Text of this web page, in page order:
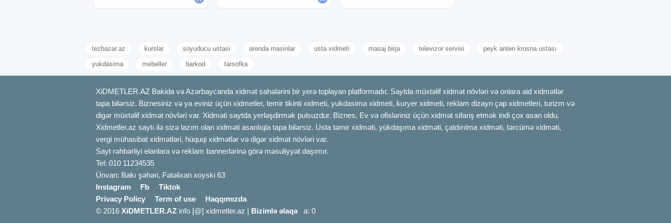
qarşı
tezbazar.az kurslar soyuducu ustasi arenda masinlar usta xidmeti masaj birja televizor servisi peyk anten krosna ustası
yukdasima mebeller barkod tarsofka
XiDMETLER.AZ Bakida və Azərbaycanda xidmət sahələrini bir yerə toplayan platformadır. Saytda müxtəlif xidmət növləri və onlara aid xidmətlər
tapa bilərsiz. Biznesiniz və ya eviniz üçün xidmetler, temir tikinti xidmeti, yukdasima xidmeti, kuryer xidmeti, reklam dizayn çap xidmetleri, turizm və
digər müxtəlif xidmət növləri var. Xidməti saytda yerləşdirmək pulsuzdur. Biznes, Ev və ofisləriniz üçün xidmət sifariş etmək indi çox asan oldu.
Xidmetler.az saytı ilə sizə lazım olan xidməti asanlıqla tapa bilərsiz. Usta təmir xidməti, yükdaşıma xidməti, çatdırılma xidməti, tərcümə xidməti,
vergi mühasibat xidmətləri, hüquqi xidmətlər və digər xidmət növləri var.
Sayt rəhbərliyi elanlara və reklam bannerlərinə görə məsuliyyət daşımır.
Tel: 010 11234535
Ünvan: Bakı şəhəri, Fətəlixan xoyski 63
Instagram
Fb
Tiktok
Privacy Policy
Term of use
Haqqımızda
© 2016 XiDMETLER.AZ info [@] xidmetler.az | Bizimlə əlaqə a: 0